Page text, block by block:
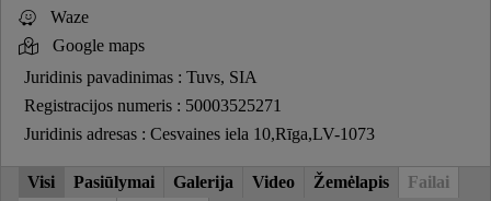
Waze
Google maps
Juridinis pavadinimas : Tuvs, SIA
Registracijos numeris : 50003525271
Juridinis adresas : Cesvaines iela 10,Rīga,LV-1073
Visi Pasiūlymai Galerija Video Žemėlapis
Failai